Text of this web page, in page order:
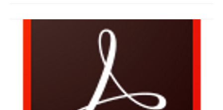
2015.017.20050 버전이 업데이트 되었습니다. Security updates
available for Adobe Acrobat and Reader : APSB16-26
(2016.7.12) 이번 업데이트에서는 Buffer Overflow, Integer
Overflow, 메모리 손상, Use-after-F..